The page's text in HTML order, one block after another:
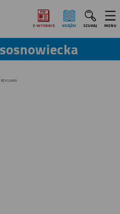
E‑WYDANIE KSIĄŻKI SZUKAJ MENU
REKLAMA